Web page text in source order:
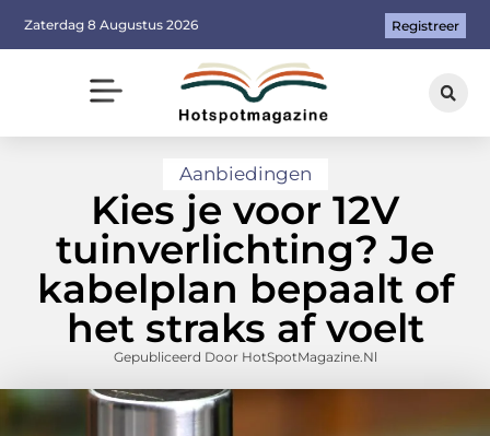
Zaterdag 8 Augustus 2026 Registreer
Aanbiedingen
Kies je voor 12V
tuinverlichting? Je
kabelplan bepaalt of
het straks af voelt
Gepubliceerd Door HotSpotMagazine.nl